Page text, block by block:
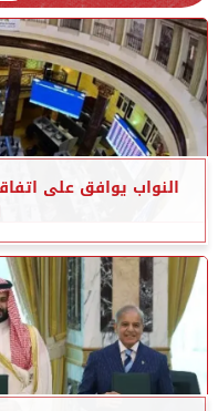
النواب يوافق على